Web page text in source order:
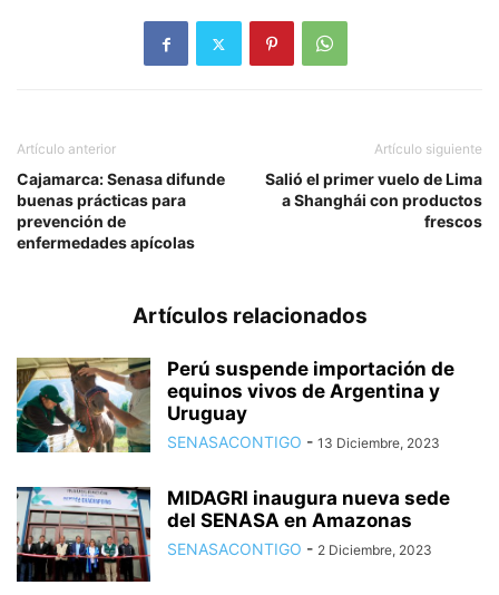
Artículo anterior
Cajamarca: Senasa difunde
buenas prácticas para
prevención de
enfermedades apícolas
Artículo siguiente
Salió el primer vuelo de Lima
a Shanghái con productos
frescos
Artículos relacionados
Perú suspende importación de
equinos vivos de Argentina y
Uruguay
SENASACONTIGO - 13 Diciembre, 2023
MIDAGRI inaugura nueva sede
del SENASA en Amazonas
SENASACONTIGO - 2 Diciembre, 2023